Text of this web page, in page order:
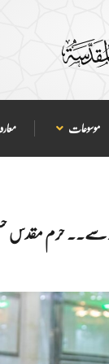
موسوعات
حرم مقدس